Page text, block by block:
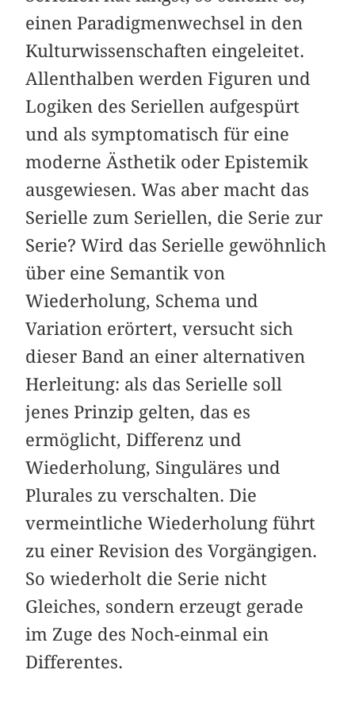
einen Paradigmenwechsel in den
Kulturwissenschaften eingeleitet.
Allenthalben werden Figuren und
Logiken des Seriellen aufgespürt
und als symptomatisch für eine
moderne Ästhetik oder Epistemik
ausgewiesen. Was aber macht das
Serielle zum Seriellen, die Serie zur
Serie? Wird das Serielle gewöhnlich
über eine Semantik von
Wiederholung, Schema und
Variation erörtert, versucht sich
dieser Band an einer alternativen
Herleitung: als das Serielle soll
jenes Prinzip gelten, das es
ermöglicht, Differenz und
Wiederholung, Singuläres und
Plurales zu verschalten. Die
vermeintliche Wiederholung führt
zu einer Revision des Vorgängigen.
So wiederholt die Serie nicht
Gleiches, sondern erzeugt gerade
im Zuge des Noch-einmal ein
Differentes.